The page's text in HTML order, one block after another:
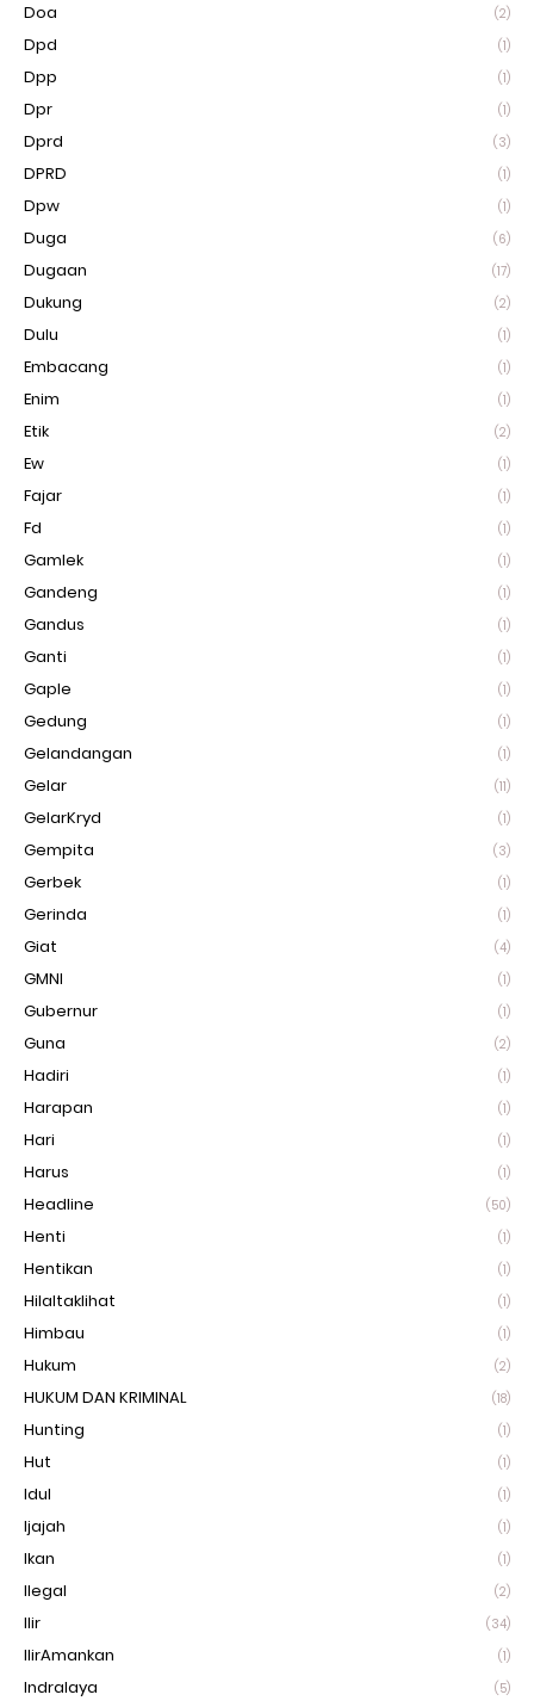
Doa (2)
Dpd (1)
Dpp (1)
Dpr (1)
Dprd (3)
DPRD (1)
Dpw (1)
Duga (6)
Dugaan (17)
Dukung (2)
Dulu (1)
Embacang (1)
Enim (1)
Etik (2)
Ew (1)
Fajar (1)
Fd (1)
Gamlek (1)
Gandeng (1)
Gandus (1)
Ganti (1)
Gaple (1)
Gedung (1)
Gelandangan (1)
Gelar (11)
GelarKryd (1)
Gempita (3)
Gerbek (1)
Gerinda (1)
Giat (4)
GMNI (1)
Gubernur (1)
Guna (2)
Hadiri (1)
Harapan (1)
Hari (1)
Harus (1)
Headline (50)
Henti (1)
Hentikan (1)
Hilaltaklihat (1)
Himbau (1)
Hukum (2)
HUKUM DAN KRIMINAL (18)
Hunting (1)
Hut (1)
Idul (1)
Ijajah (1)
Ikan (1)
Ilegal (2)
Ilir (34)
IlirAmankan (1)
Indralaya (5)